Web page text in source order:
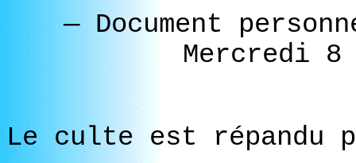
— Document
Mercredi 8
Le culte est répandu